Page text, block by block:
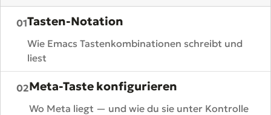
01Tasten-Notation
Wie Emacs Tastenkombinationen schreibt und
liest
02Meta-Taste konfigurieren
Wo Meta liegt — und wie du sie unter Kontrolle